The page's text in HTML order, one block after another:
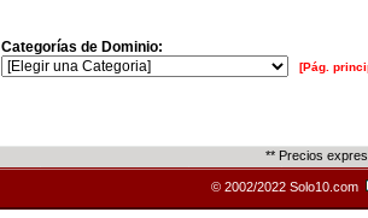
Categorías de Dominio:
[Pág.
** Precios
© 2002/2022 Solo10.com